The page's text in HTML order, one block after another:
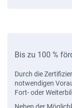
Bis zu 100 %
Durch die
notwendigen
Fort- oder